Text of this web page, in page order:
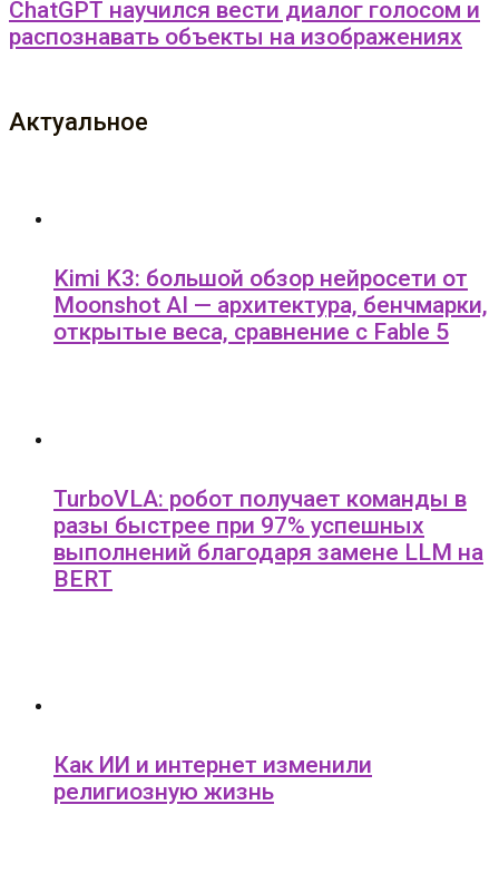
ChatGPT научился вести диалог голосом и
распознавать объекты на изображениях
Актуальное
Kimi K3: большой обзор нейросети от
Moonshot AI — архитектура, бенчмарки,
открытые веса, сравнение с Fable 5
TurboVLA: робот получает команды в
разы быстрее при 97% успешных
выполнений благодаря замене LLM на
BERT
Как ИИ и интернет изменили
религиозную жизнь